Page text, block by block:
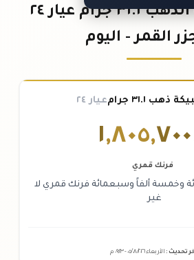
سعر سبيكة الذهب ٣١.١ جرام عيار ٢٤
القمر - اليوم
٣١.١ جرام عيار ٢٤
١,٨٠٥,٧٠٠
فرنك قمري
وخمسة ألفاً وسبعمائة فرنك قمري لا
غير
تحديث : الأربعاء ٠٥ /٠٨/٢٠٢٦ - ٠٩:٢٣م